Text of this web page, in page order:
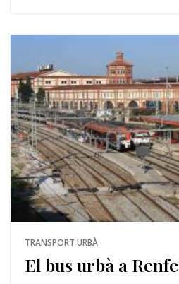
TRANSPORT URBÀ
El bus urbà a Renfe